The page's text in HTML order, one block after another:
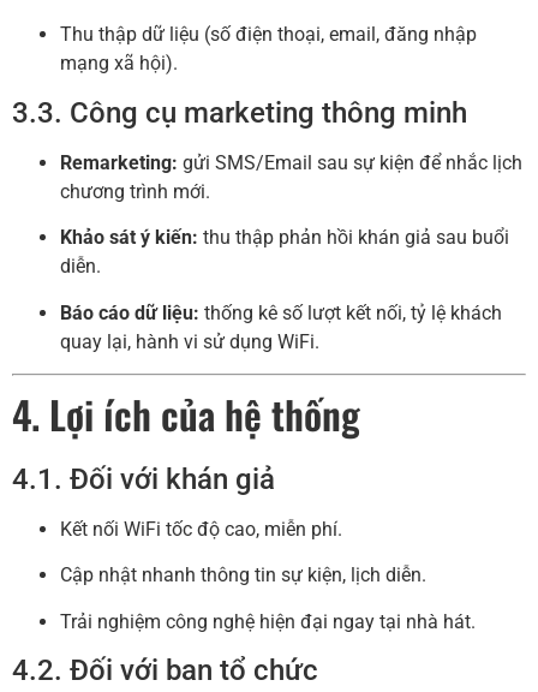
Thu thập dữ liệu (số điện thoại, email, đăng nhập
mạng xã hội).
3.3. Công cụ marketing thông minh
Remarketing: gửi SMS/Email sau sự kiện để nhắc lịch
chương trình mới.
Khảo sát ý kiến: thu thập phản hồi khán giả sau buổi
diễn.
Báo cáo dữ liệu: thống kê số lượt kết nối, tỷ lệ khách
quay lại, hành vi sử dụng WiFi.
4. Lợi ích của hệ thống
4.1. Đối với khán giả
Kết nối WiFi tốc độ cao, miễn phí.
Cập nhật nhanh thông tin sự kiện, lịch diễn.
Trải nghiệm công nghệ hiện đại ngay tại nhà hát.
4.2. Đối với ban tổ chức